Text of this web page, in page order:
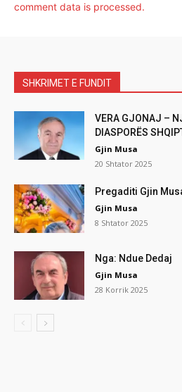
comment data is processed.
SHKRIMET E FUNDIT
VERA GJONAJ –
DIASPORËS
Gjin Musa
20 Shtator 2025
Pregaditi Gjin
Gjin Musa
8 Shtator 2025
Nga: Ndue Dedaj
Gjin Musa
28 Korrik 2025